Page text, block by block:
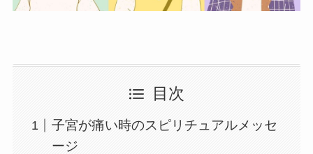
目次
子宮が痛い時のスピリチュアルメッセ
ージ